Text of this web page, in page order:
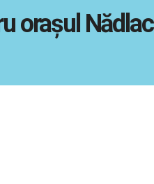
orașul Nădlac